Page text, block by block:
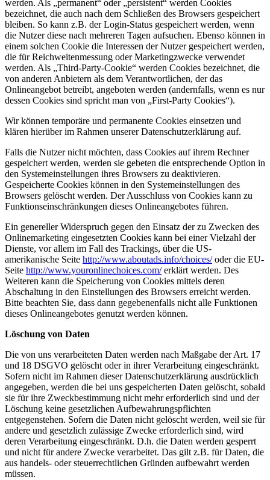
werden. Als „permanent“ oder „persistent“ werden Cookies
bezeichnet, die auch nach dem Schließen des Browsers gespeichert
bleiben. So kann z.B. der Login-Status gespeichert werden, wenn
die Nutzer diese nach mehreren Tagen aufsuchen. Ebenso können in
einem solchen Cookie die Interessen der Nutzer gespeichert werden,
die für Reichweitenmessung oder Marketingzwecke verwendet
werden. Als „Third-Party-Cookie“ werden Cookies bezeichnet, die
von anderen Anbietern als dem Verantwortlichen, der das
Onlineangebot betreibt, angeboten werden (andernfalls, wenn es nur
dessen Cookies sind spricht man von „First-Party Cookies“).
Wir können temporäre und permanente Cookies einsetzen und
klären hierüber im Rahmen unserer Datenschutzerklärung auf.
Falls die Nutzer nicht möchten, dass Cookies auf ihrem Rechner
gespeichert werden, werden sie gebeten die entsprechende Option in
den Systemeinstellungen ihres Browsers zu deaktivieren.
Gespeicherte Cookies können in den Systemeinstellungen des
Browsers gelöscht werden. Der Ausschluss von Cookies kann zu
Funktionseinschränkungen dieses Onlineangebotes führen.
Ein genereller Widerspruch gegen den Einsatz der zu Zwecken des
Onlinemarketing eingesetzten Cookies kann bei einer Vielzahl der
Dienste, vor allem im Fall des Trackings, über die US-
amerikanische Seite http://www.aboutads.info/choices/oder die EU-
Seite http://www.youronlinechoices.com/erklärt werden. Des
Weiteren kann die Speicherung von Cookies mittels deren
Abschaltung in den Einstellungen des Browsers erreicht werden.
Bitte beachten Sie, dass dann gegebenenfalls nicht alle Funktionen
dieses Onlineangebotes genutzt werden können.
Löschung von Daten
Die von uns verarbeiteten Daten werden nach Maßgabe der Art. 17
und 18 DSGVO gelöscht oder in ihrer Verarbeitung eingeschränkt.
Sofern nicht im Rahmen dieser Datenschutzerklärung ausdrücklich
angegeben, werden die bei uns gespeicherten Daten gelöscht, sobald
sie für ihre Zweckbestimmung nicht mehr erforderlich sind und der
Löschung keine gesetzlichen Aufbewahrungspflichten
entgegenstehen. Sofern die Daten nicht gelöscht werden, weil sie für
andere und gesetzlich zulässige Zwecke erforderlich sind, wird
deren Verarbeitung eingeschränkt. D.h. die Daten werden gesperrt
und nicht für andere Zwecke verarbeitet. Das gilt z.B. für Daten, die
aus handels- oder steuerrechtlichen Gründen aufbewahrt werden
müssen.